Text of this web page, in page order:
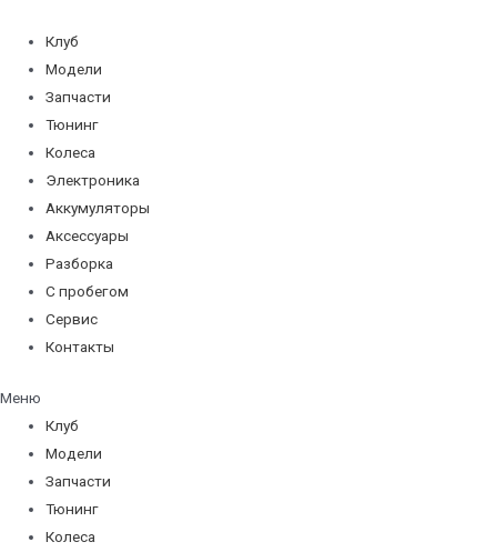
содержимому
Клуб
Модели
Запчасти
Тюнинг
Колеса
Электроника
Аккумуляторы
Аксессуары
Разборка
С пробегом
Сервис
Контакты
Меню
Клуб
Модели
Запчасти
Тюнинг
Колеса